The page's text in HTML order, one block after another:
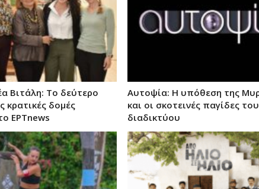
Βιτάλη: Το δεύτερο
κρατικές δομές
ΕΡΤnews
Αυτοψία: Η υπόθεση της
και οι σκοτεινές παγίδες του
διαδικτύου